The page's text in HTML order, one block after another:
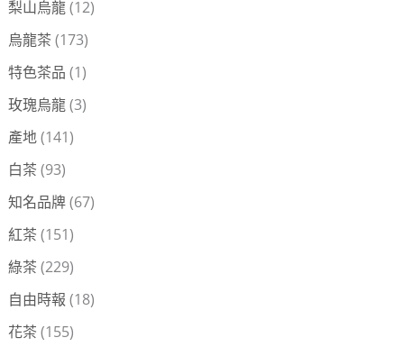
梨山烏龍(12)
烏龍茶 (173)
特色茶品 (1)
玫瑰烏龍(3)
產地(141)
白茶 (93)
知名品牌(67)
紅茶 (151)
綠茶 (229)
自由時報 (18)
花茶 (155)